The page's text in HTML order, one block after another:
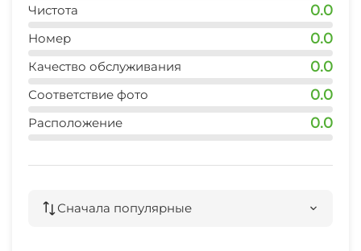
Чистота 0.0
Номер 0.0
Качество обслуживания 0.0
Соответствие фото 0.0
Расположение 0.0
Сначала популярные